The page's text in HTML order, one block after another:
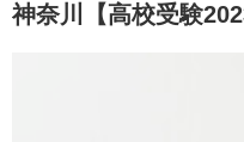
神奈川【高校受験